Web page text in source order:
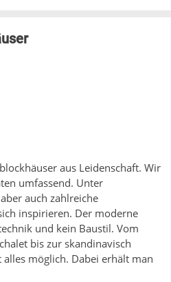
aus Leidenschaft. Wir
umfassend. Unter
auch zahlreiche
inspirieren. Der moderne
und kein Baustil. Vom
bis zur skandinavisch
möglich. Dabei erhält man